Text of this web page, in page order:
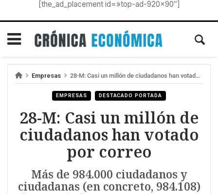
[the_ad_placement id=»top-ad-920×90″]
Empresas 28-M: Casi un millón de ciudadanos han votado por correo
EMPRESAS DESTACADO PORTADA
28-M: Casi un millón de
ciudadanos han votado
por correo
Más de 984.000 ciudadanos y
ciudadanas (en concreto, 984.108)